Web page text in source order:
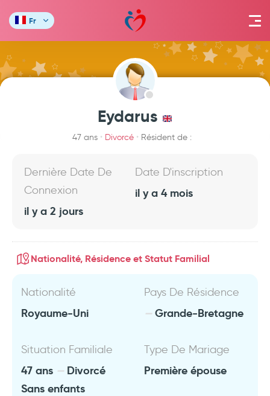
Fr
Eydarus
47 ans Divorcé Résident de :
Dernière Date De
Connexion
il y a 2 jours
Date D'inscription
il y a 4 mois
Nationalité, Résidence et Statut Familial
Nationalité
Royaume-Uni
Pays De Résidence
Grande-Bretagne
Situation Familiale
47 ans
Divorcé
Sans enfants
Type De Mariage
Première épouse